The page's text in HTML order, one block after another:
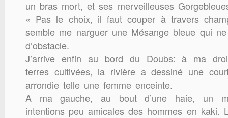
un bras mort, et ses merveilleuses
« Pas le choix, il faut couper à travers
semble me narguer une Mésange bleue qui
d’obstacle.
J’arrive enfin au bord du Doubs: à ma
terres cultivées, la rivière a dessiné une
arrondie telle une femme enceinte.
A ma gauche, au bout d’une haie, un
intentions peu amicales des hommes en kaki.